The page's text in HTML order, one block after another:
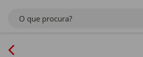
O que procura?